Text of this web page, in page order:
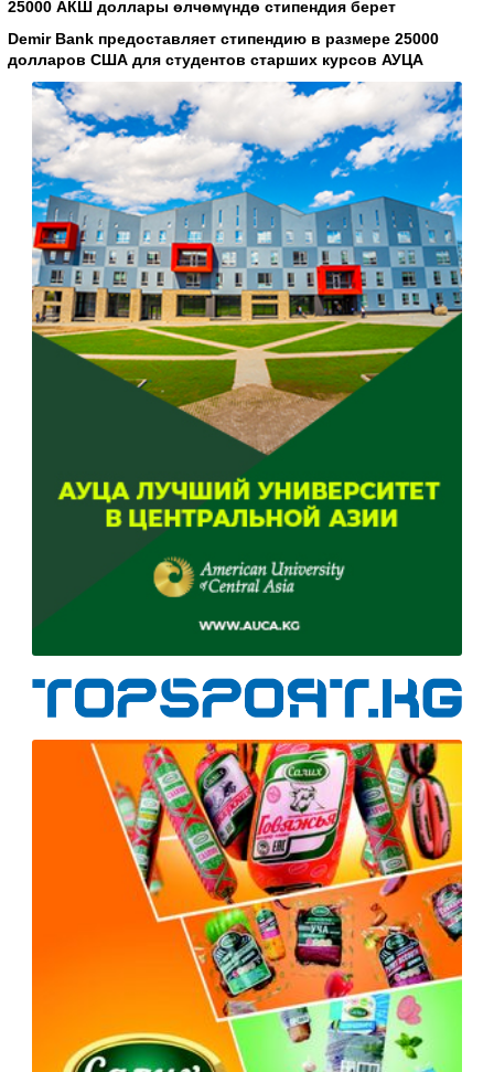
25000 АКШ доллары өлчөмүндө стипендия берет
Demir Bank предоставляет стипендию в размере 25000
долларов США для студентов старших курсов АУЦА